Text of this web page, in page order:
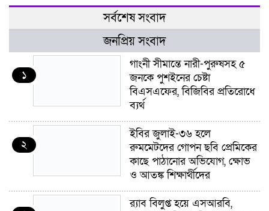
সর্বশেষ সংবাদ
জনপ্রিয় সংবাদ
১
গাংনী সীমান্তে নারী-পুরুষসহ ৫
জনকে পুশইনের চেষ্টা
বিএসএফের, বিজিবির প্রতিরোধে
ব্যর্থ
২
ইবির জুলাই-৩৬ হলে
রুমমেটদের গোপন ছবি প্রেমিকের
কাছে পাঠানোর অভিযোগ, ক্ষোভ
ও আতঙ্ক শিক্ষার্থীদের
র‍্যাব বিলুপ্ত হয়ে এসআরবি,